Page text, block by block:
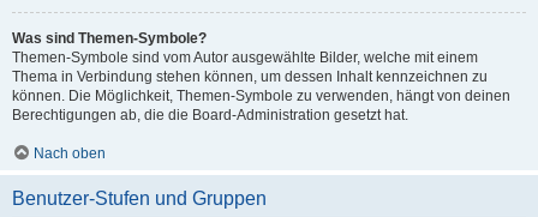
Was sind Themen-Symbole?
Themen-Symbole sind vom Autor ausgewählte Bilder, welche mit einem
Thema in Verbindung stehen können, um dessen Inhalt kennzeichnen zu
können. Die Möglichkeit, Themen-Symbole zu verwenden, hängt von deinen
Berechtigungen ab, die die Board-Administration gesetzt hat.
Nach oben
Benutzer-Stufen und Gruppen